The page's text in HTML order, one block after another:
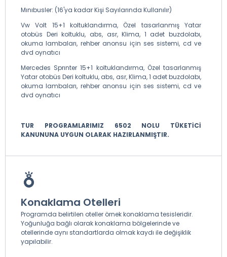
Mınıbusler: (16'ya kadar Kişi Sayılarında Kullanılır)
Vw Volt 15+1 koltuklandırma, Özel tasarlanmış Yatar
otobüs Deri koltuklu, abs, asr, Klima, 1 adet buzdolabı,
okuma lambaları, rehber anonsu için ses sistemi, cd ve
dvd oynatıcı
Mercedes Sprınter 15+1 koltuklandırma, Özel tasarlanmış
Yatar otobüs Deri koltuklu, abs, asr, Klima, 1 adet buzdolabı,
okuma lambaları, rehber anonsu için ses sistemi, cd ve
dvd oynatıcı
TUR PROGRAMLARIMIZ 6502 NOLU TÜKETİCİ
KANUNUNA UYGUN OLARAK HAZIRLANMIŞTIR.
Konaklama Otelleri
Programda belirtilen oteller örnek konaklama tesisleridir.
Yoğunluğa bağlı olarak konaklama bölgelerinde ve
otellerinde aynı standartlarda olmak kaydı ile değişiklik
yapılabilir.